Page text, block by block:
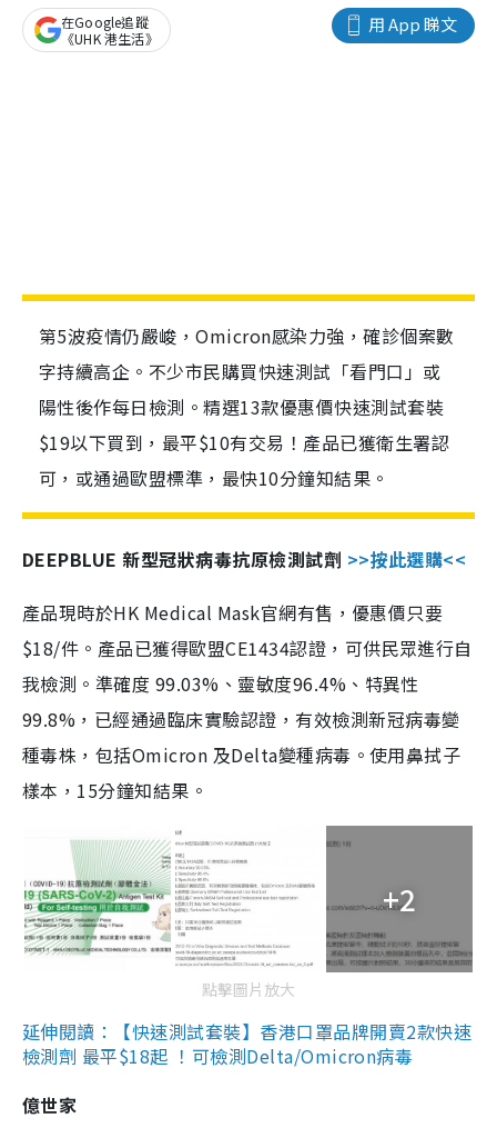
用 App 睇文
在Google追蹤
《UHK 港生活》
第5波疫情仍嚴峻，Omicron感染力強，確診個案數
字持續高企。不少市民購買快速測試「看門口」或
陽性後作每日檢測。精選13款優惠價快速測試套裝
$19以下買到，最平$10有交易！產品已獲衛生署認
可，或通過歐盟標準，最快10分鐘知結果。
DEEPBLUE 新型冠狀病毒抗原檢測試劑 >>按此選購<<
產品現時於HK Medical Mask官網有售，優惠價只要
$18/件。產品已獲得歐盟CE1434認證，可供民眾進行自
我檢測。準確度 99.03%、靈敏度96.4%、特異性
99.8%，已經通過臨床實驗認證，有效檢測新冠病毒變
種毒株，包括Omicron 及Delta變種病毒。使用鼻拭子
樣本，15分鐘知結果。
+2
點擊圖片放大
延伸閱讀：【快速測試套裝】香港口罩品牌開賣2款快速
檢測劑 最平$18起 ！可檢測Delta/Omicron病毒
億世家